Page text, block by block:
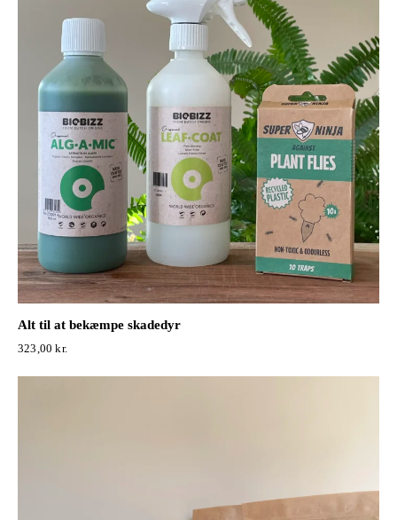
Alt til at bekæmpe skadedyr
323,00kr.